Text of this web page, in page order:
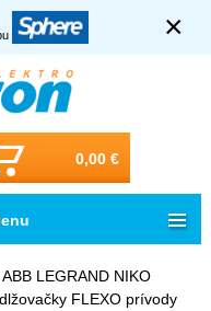
×
0,00 €
LEGRAND NIKO
FLEXO prívody